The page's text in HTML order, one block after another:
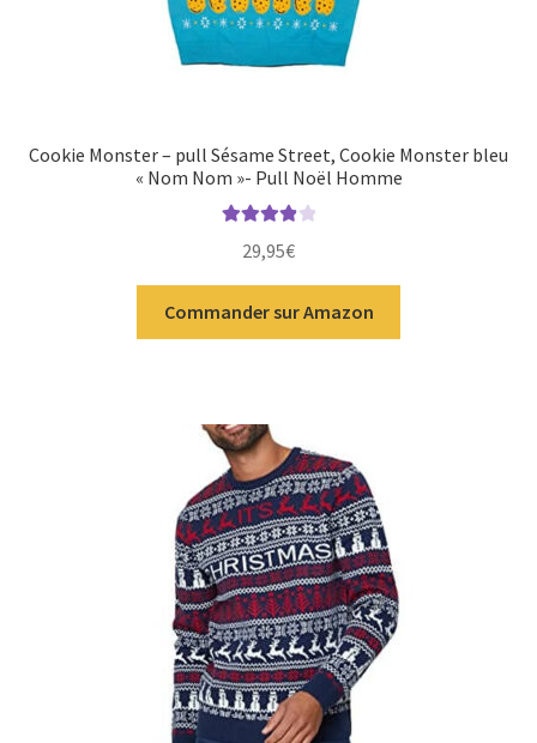
Cookie Monster – pull Sésame Street, Cookie Monster bleu
« Nom Nom »- Pull Noël Homme
sur 5
29,95€
Commander sur Amazon